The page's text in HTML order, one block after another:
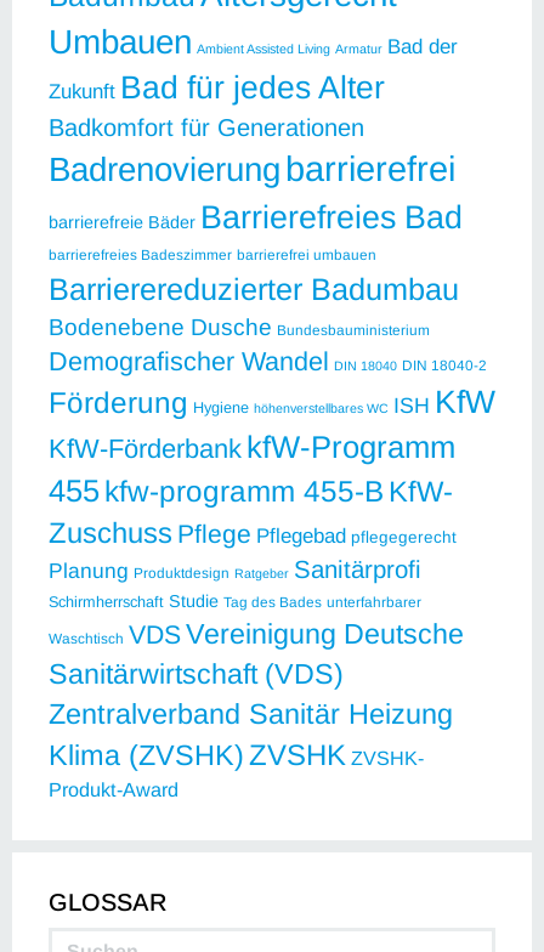
Umbauen Ambient Assisted Living Armatur Bad der
Zukunft Bad für jedes Alter
Badkomfort für Generationen
Badrenovierung barrierefrei
barrierefreie Bäder Barrierefreies Bad
barrierefreies Badeszimmer barrierefrei umbauen
Barrierereduzierter Badumbau
Bodenebene Dusche Bundesbauministerium
Demografischer Wandel DIN 18040 DIN 18040-2
Förderung Hygiene höhenverstellbares WC ISH KfW
KfW-Förderbank kfW-Programm
455kfw-programm 455-B KfW-
Zuschuss Pflege Pflegebad pflegegerecht
Planung Produktdesign Ratgeber Sanitärprofi
Schirmherrschaft Studie Tag des Bades unterfahrbarer
Waschtisch VDSVereinigung Deutsche
Sanitärwirtschaft (VDS)
Zentralverband Sanitär Heizung
Klima (ZVSHK)ZVSHK ZVSHK-
Produkt-Award
GLOSSAR